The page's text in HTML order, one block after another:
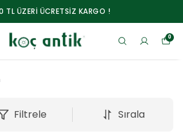
TL ÜZERİ ÜCRETSİZ KARGO !
0
Filtrele Sırala